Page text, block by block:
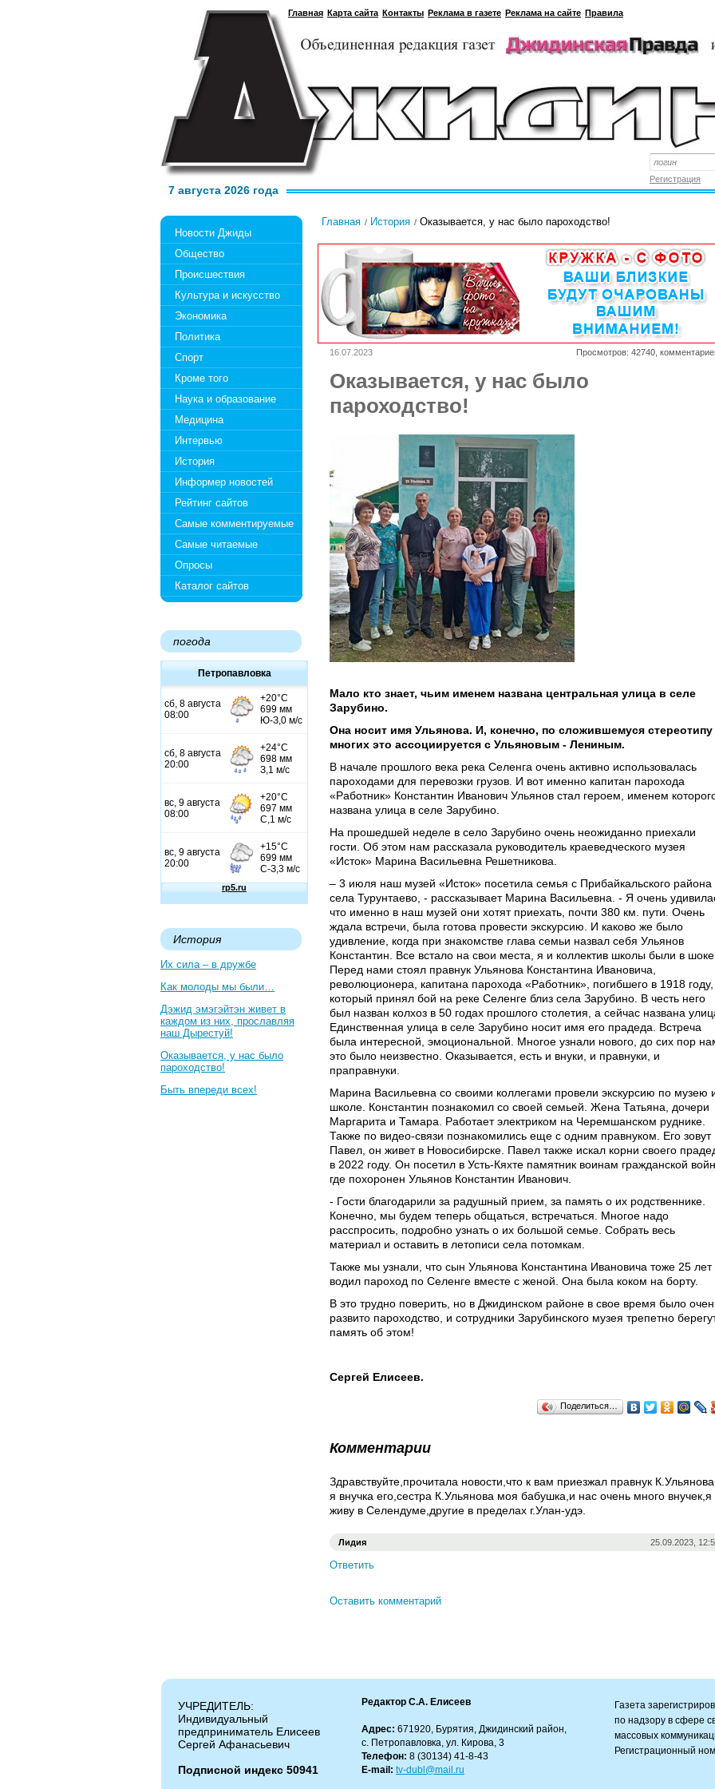
Главная Карта сайта Контакты Реклама в газете Реклама на сайте Правила
Регистрация
7 августа 2026 года
Новости Джиды
Общество
Происшествия
Культура и искусство
Экономика
Политика
Спорт
Кроме того
Наука и образование
Медицина
Интервью
История
Информер новостей
Рейтинг сайтов
Самые комментируемые
Самые читаемые
Опросы
Каталог сайтов
погода
Петропавловка
История
Их сила – в дружбе
Как молоды мы были…
Дэжид эмэгэйтэн живет в
каждом из них, прославляя
наш Дырестуй!
Оказывается, у нас было
пароходство!
Быть впереди всех!
Главная История Оказывается, у нас было пароходство!
16.07.2023 Просмотров: 42740,
Оказывается, у нас было
пароходство!
Мало кто знает, чьим именем названа центральная улица в селе
Зарубино.
Она носит имя Ульянова. И, конечно, по сложившемуся стереотипу
многих это ассоциируется с Ульяновым - Лениным.
В начале прошлого века река Селенга очень активно использовалась
пароходами для перевозки грузов. И вот именно капитан парохода
«Работник» Константин Иванович Ульянов стал героем, именем
названа улица в селе Зарубино.
На прошедшей неделе в село Зарубино очень неожиданно приехали
гости. Об этом нам рассказала руководитель краеведческого музея
«Исток» Марина Васильевна Решетникова.
– 3 июля наш музей «Исток» посетила семья с Прибайкальского района
села Турунтаево, - рассказывает Марина Васильевна. - Я очень
что именно в наш музей они хотят приехать, почти 380 км. пути. Очень
ждала встречи, была готова провести экскурсию. И каково же было
удивление, когда при знакомстве глава семьи назвал себя Ульянов
Константин. Все встало на свои места, я и коллектив школы были в шоке.
Перед нами стоял правнук Ульянова Константина Ивановича,
революционера, капитана парохода «Работник», погибшего в 1918 году,
который принял бой на реке Селенге близ села Зарубино. В честь него
был назван колхоз в 50 годах прошлого столетия, а сейчас названа
Единственная улица в селе Зарубино носит имя его прадеда. Встреча
была интересной, эмоциональной. Многое узнали нового, до сих пор
это было неизвестно. Оказывается, есть и внуки, и правнуки, и
праправнуки.
Марина Васильевна со своими коллегами провели экскурсию по музею
школе. Константин познакомил со своей семьей. Жена Татьяна, дочери
Маргарита и Тамара. Работает электриком на Черемшанском руднике.
Также по видео-связи познакомились еще с одним правнуком. Его зовут
Павел, он живет в Новосибирске. Павел также искал корни своего
в 2022 году. Он посетил в Усть-Кяхте памятник воинам гражданской
где похоронен Ульянов Константин Иванович.
- Гости благодарили за радушный прием, за память о их родственнике.
Конечно, мы будем теперь общаться, встречаться. Многое надо
расспросить, подробно узнать о их большой семье. Собрать весь
материал и оставить в летописи села потомкам.
Также мы узнали, что сын Ульянова Константина Ивановича тоже 25 лет
водил пароход по Селенге вместе с женой. Она была коком на борту.
В это трудно поверить, но в Джидинском районе в свое время было
развито пароходство, и сотрудники Зарубинского музея трепетно
память об этом!
Сергей Елисеев.
Поделиться…
Комментарии
Здравствуйте,прочитала новости,что к вам приезжал правнук
я внучка его,сестра К.Ульянова моя бабушка,и нас очень много внучек,я
живу в Селендуме,другие в пределах г.Улан-удэ.
Лидия 25.09.2023,
Ответить
Оставить комментарий
УЧРЕДИТЕЛЬ:
Индивидуальный
предприниматель Елисеев
Сергей Афанасьевич
Подписной индекс 50941
Редактор С.А. Елисеев
Адрес: 671920, Бурятия, Джидинский район,
с. Петропавловка, ул. Кирова, 3
Телефон: 8 (30134) 41-8-43
E-mail: tv-dubl@mail.ru
Газета
по надзору в сфере
массовых
Регистрационный